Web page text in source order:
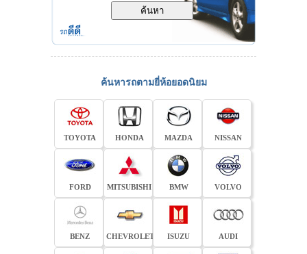
ค้นหารถตามยี่ห้อยอดนิยม
TOYOTA HONDA MAZDA NISSAN
FORD MITSUBISHI BMW VOLVO
BENZ CHEVROLET ISUZU AUDI